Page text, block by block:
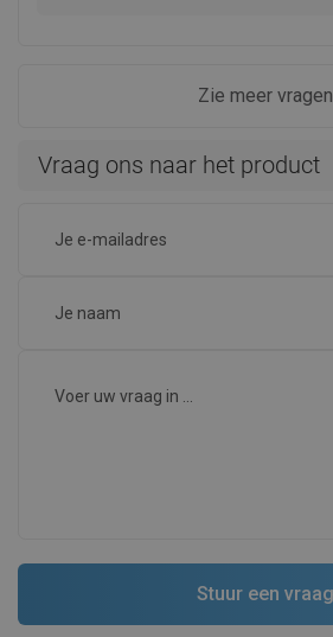
Zie meer vragen
Vraag ons naar het product